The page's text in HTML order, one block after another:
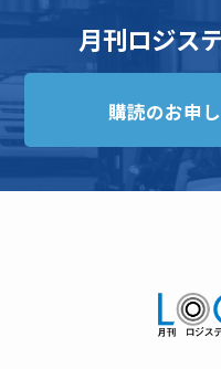
月刊ロジス
購読のお申